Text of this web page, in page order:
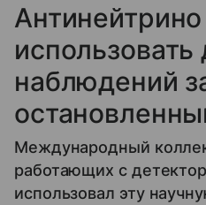
использовать
наблюдений
Международный
работающих с
использовал эту